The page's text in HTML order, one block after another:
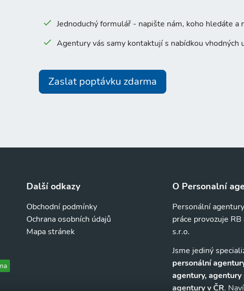
Jednoduchý formulář - napište nám, koho hledáte a
Agentury vás samy kontaktují s nabídkou vhodných
Zaslat poptávku zdarma
Další odkazy
Obchodní podmínky
Ochrana osobních údajů
Mapa stránek
O Personalní
Personální
práce provozuje
s.r.o.
Jsme jediný
personální
agentury,
agentury v ČR.